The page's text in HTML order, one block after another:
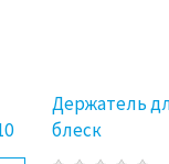
Держатель
блеск